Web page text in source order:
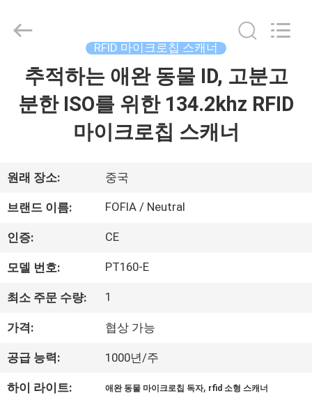
동
영
상
우
리
에
대
2017
Technology
RFID 마이크로칩 스캐너
추적하는 애완 동물 ID, 고분고
분한 ISO를 위한 134.2khz RFID
마이크로칩 스캐너
원래 장소: 중국
브랜드 이름: FOFIA / Neutral
인증: CE
모델 번호: PT160-E
최소 주문 수량: 1
가격: 협상 가능
공급 능력: 1000년/주
하이 라이트: 애완 동물 마이크로칩 독자, rfid 소형 스캐너